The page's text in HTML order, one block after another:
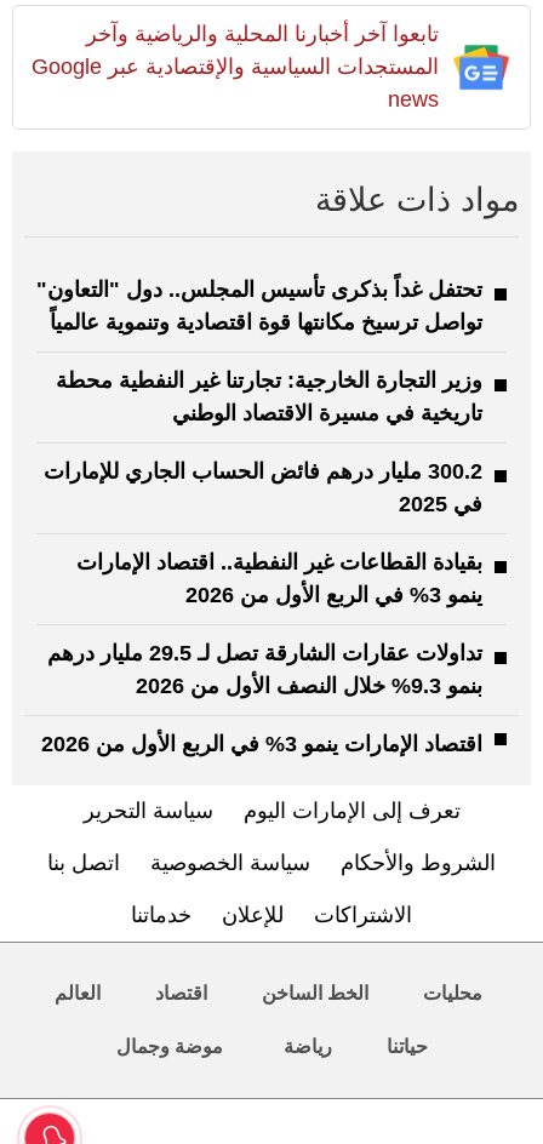
تابعوا آخر أخبارنا المحلية والرياضية وآخر
المستجدات السياسية والإقتصادية عبر Google
news
مواد ذات علاقة
تحتفل غداً بذكرى تأسيس المجلس.. دول "التعاون"
تواصل ترسيخ مكانتها قوة اقتصادية وتنموية عالمياً
وزير التجارة الخارجية: تجارتنا غير النفطية محطة
تاريخية في مسيرة الاقتصاد الوطني
300.2 مليار درهم فائض الحساب الجاري للإمارات
في 2025
بقيادة القطاعات غير النفطية.. اقتصاد الإمارات
ينمو 3% في الربع الأول من 2026
تداولات عقارات الشارقة تصل لـ 29.5 مليار درهم
بنمو 9.3% خلال النصف الأول من 2026
اقتصاد الإمارات ينمو 3% في الربع الأول من 2026
تعرف إلى الإمارات اليوم سياسة التحرير
الشروط والأحكام سياسة الخصوصية اتصل بنا
الاشتراكات للإعلان خدماتنا
محليات الخط الساخن اقتصاد العالم
حياتنا رياضة موضة وجمال